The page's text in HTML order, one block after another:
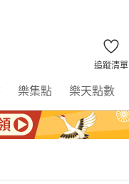
追蹤清單
樂集點 樂天點數